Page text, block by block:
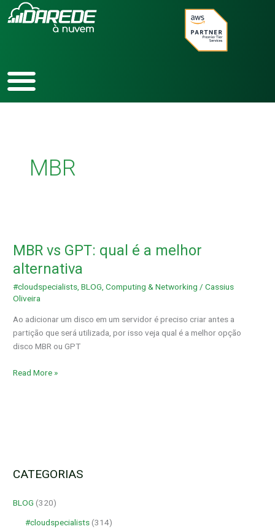
para
MBR
MBR vs GPT: qual é a melhor
alternativa
#cloudspecialists ,BLOG ,Computing & Networking /Cassius
Oliveira
Ao adicionar um disco em um servidor é preciso criar antes a
partição que será utilizada, por isso veja qual é a melhor opção
disco MBR ou GPT
GPT:
qual
é
a
melhor
alternativa
Read More »
CATEGORIAS
BLOG (320)
#cloudspecialists (314)